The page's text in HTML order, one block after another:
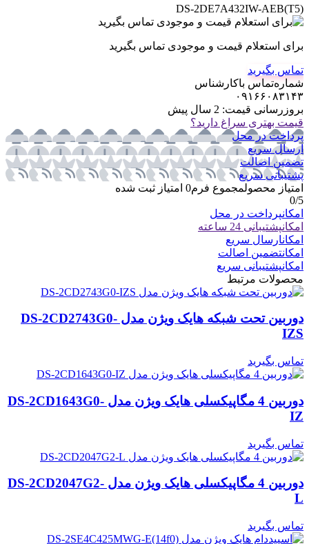
DS-2DE7A432IW-AEB(T5)
برای استعلام قیمت و موجودی تماس بگیرید
تماس بگیرید
شماره‌تماس‌ با‌کارشناس
۰۹۱۶۶۰۸۳۱۴۳
بروزرسانی قیمت: 2 سال پیش
قیمت بهتری سراغ دارید؟
پرداخت در محل
ارسال سریع
تضمین اصالت
پشتیبانی سریع
امتیاز محصولمجموع فرم0 امتیاز ثبت شده
0/5
امکانپرداخت در محل
امکانپشتیبانی 24 ساعته
امکانارسال سریع
امکانتضمین اصالت
امکانپشتیبانی سریع
محصولات مرتبط
دوربین تحت شبکه هایک ویژن مدل DS-2CD2743G0-
IZS
تماس بگیرید
دوربین 4 مگاپیکسلی هایک ویژن مدل DS-2CD1643G0-
IZ
تماس بگیرید
دوربین 4 مگاپیکسلی هایک ویژن مدل DS-2CD2047G2-
L
تماس بگیرید